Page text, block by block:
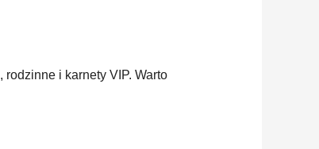
i karnety VIP. Warto